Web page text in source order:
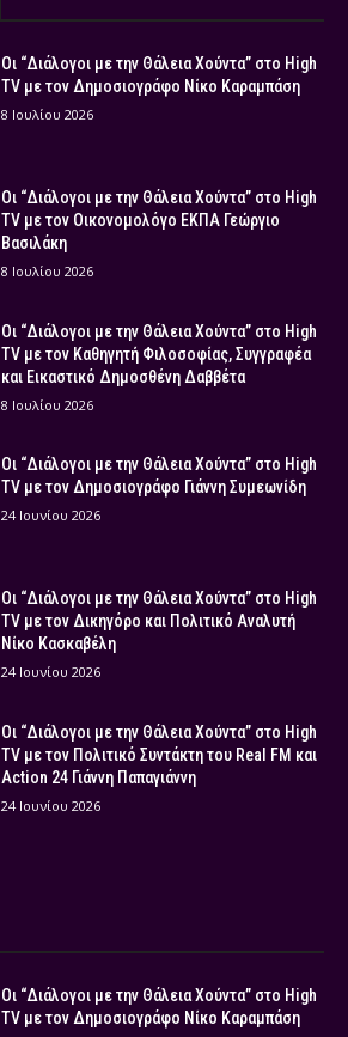
Οι “Διάλογοι με την Θάλεια Χούντα” στο High
TV με τον Δημοσιογράφο Νίκο Καραμπάση
8 Ιουλίου 2026
Οι “Διάλογοι με την Θάλεια Χούντα” στο High
TV με τον Οικονομολόγο ΕΚΠΑ Γεώργιο
Βασιλάκη
8 Ιουλίου 2026
Οι “Διάλογοι με την Θάλεια Χούντα” στο High
TV με τον Καθηγητή Φιλοσοφίας, Συγγραφέα
και Εικαστικό Δημοσθένη Δαββέτα
8 Ιουλίου 2026
Οι “Διάλογοι με την Θάλεια Χούντα” στο High
TV με τον Δημοσιογράφο Γιάννη Συμεωνίδη
24 Ιουνίου 2026
Οι “Διάλογοι με την Θάλεια Χούντα” στο High
TV με τον Δικηγόρο και Πολιτικό Αναλυτή
Νίκο Κασκαβέλη
24 Ιουνίου 2026
Οι “Διάλογοι με την Θάλεια Χούντα” στο High
TV με τον Πολιτικό Συντάκτη του Real FM και
Action 24 Γιάννη Παπαγιάννη
24 Ιουνίου 2026
Οι “Διάλογοι με την Θάλεια Χούντα” στο High
TV με τον Δημοσιογράφο Νίκο Καραμπάση